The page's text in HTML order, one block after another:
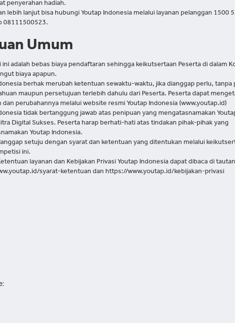
penyerahan hadiah.
lebih lanjut bisa hubungi Youtap Indonesia melalui layanan pelanggan 1500
08111500523.
Umum
ini adalah bebas biaya pendaftaran sehingga keikutsertaan Peserta di dalam
biaya apapun.
berhak merubah ketentuan sewaktu-waktu, jika dianggap perlu, tanpa
maupun persetujuan terlebih dahulu dari Peserta. Peserta dapat
dan perubahannya melalui website resmi Youtap Indonesia (www.youtap.id)
tidak bertanggung jawab atas penipuan yang mengatasnamakan
Digital Sukses. Peserta harap berhati-hati atas tindakan pihak-pihak yang
Youtap Indonesia.
setuju dengan syarat dan ketentuan yang ditentukan melalui
ini.
layanan dan Kebijakan Privasi Youtap Indonesia dapat dibaca di
syarat-ketentuan dan https://www.youtap.id/kebijakan-privasi